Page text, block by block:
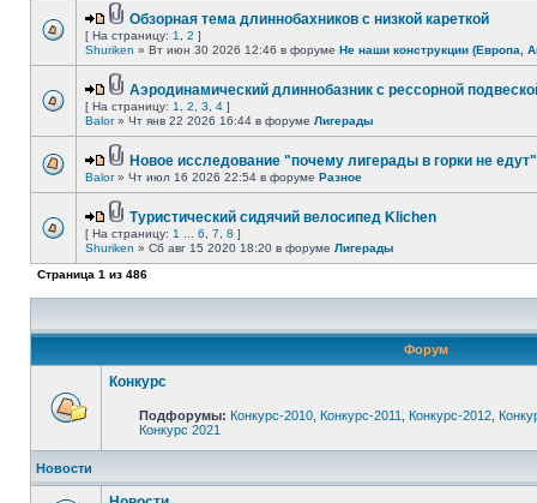
Обзорная тема длиннобахников с низкой кареткой
[ На страницу: 1 2 ]
Shuriken » Вт июн 30 2026 12:46 в форуме Не наши конструкции (Европа,
Аэродинамический длиннобазник с рессорной
[ На страницу: 1 2 3 4 ]
Balor» Чт янв 22 2026 16:44 в форуме Лигерады
Новое исследование "почему лигерады в горки не
Balor» Чт июл 16 2026 22:54 в форуме Разное
Туристический сидячий велосипед Klichen
[ На страницу: 1 6 7 8 ]
Shuriken » Сб авг 15 2020 18:20 в форуме Лигерады
Страница 1 из 486
Форум
Конкурс
Подфорумы: Конкурс-2010 Конкурс-2011 Конкурс-2012
Конкурс 2021
Новости